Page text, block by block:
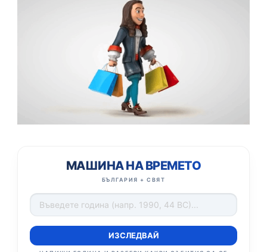
МАШИНА НА ВРЕМЕТО
БЪЛГАРИЯ + СВЯТ
ИЗСЛЕДВАЙ